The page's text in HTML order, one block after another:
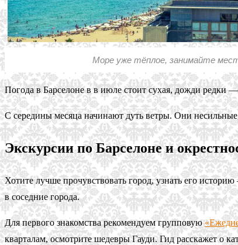
Море уже тёплое, занимайте
Погода в Барселоне в в июле стоит сухая, дожди редки
С середины месяца начинают дуть ветры. Они
Экскурсии по Барселоне и
Хотите лучше прочувствовать город, узнать его
в соседние города.
Для первого знакомства рекомендуем групповую
кварталам, осмотрите шедевры Гауди. Гид расскажет о